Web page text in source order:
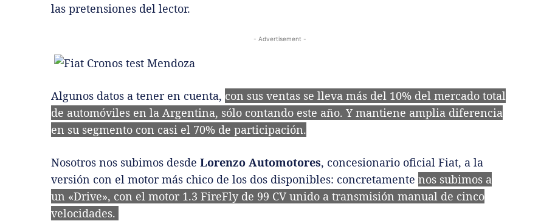
las pretensiones del lector.
- Advertisement -
Algunos datos a tener en cuenta, con sus ventas se lleva más del 10% del mercado total
de automóviles en la Argentina, sólo contando este año. Y mantiene amplia diferencia
en su segmento con casi el 70% de participación.
Nosotros nos subimos desde Lorenzo Automotores, concesionario oficial Fiat, a la
versión con el motor más chico de los dos disponibles: concretamente nos subimos a
un «Drive», con el motor 1.3 FireFly de 99 CV unido a transmisión manual de cinco
velocidades.